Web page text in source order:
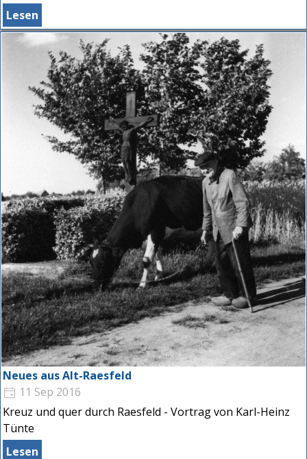
Lesen
Neues aus Alt-Raesfeld
11 Sep 2016
Kreuz und quer durch Raesfeld - Vortrag von Karl-Heinz
Tünte
Lesen